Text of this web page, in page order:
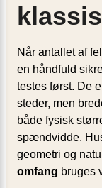
Når antallet af
en håndfuld
testes først. De
steder, men
både fysisk
spændvidde.
geometri og
omfang bruges